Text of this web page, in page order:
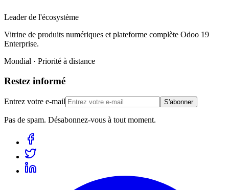
Leader de l'écosystème
Vitrine de produits numériques et plateforme complète Odoo 19
Enterprise.
Mondial · Priorité à distance
Restez informé
Entrez votre e-mail S'abonner
Pas de spam. Désabonnez-vous à tout moment.